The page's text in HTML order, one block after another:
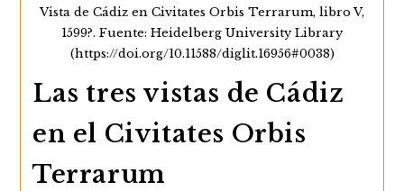
Vista de Cádiz en Civitates Orbis Terrarum, libro V,
1599?. Fuente: Heidelberg University Library
(https://doi.org/10.11588/diglit.16956#0038)
Las tres vistas de Cádiz
en el Civitates Orbis
Terrarum